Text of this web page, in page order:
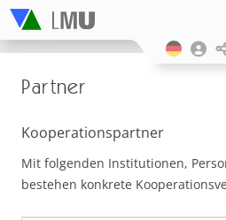
Partner
Kooperationspartner
Mit folgenden Institutionen,
bestehen konkrete